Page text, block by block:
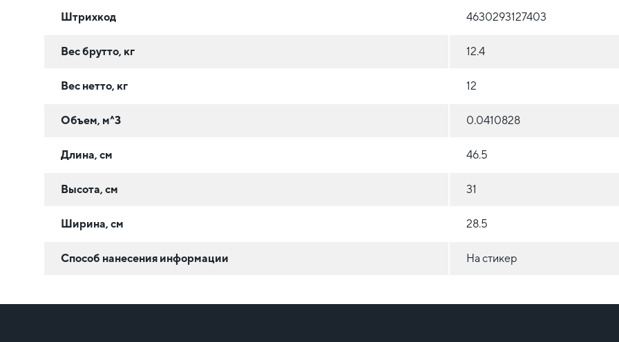
Штрихкод 4630293127403
Вес брутто, кг 12.4
Вес нетто, кг 12
Объем, м^3 0.0410828
Длина, см 46.5
Высота, см 31
Ширина, см 28.5
Способ нанесения информации На стикер